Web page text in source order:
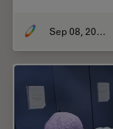
Sep 08, 2025